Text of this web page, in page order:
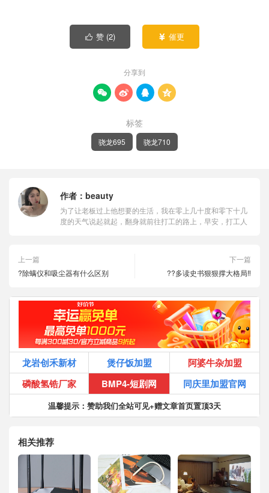
 赞 (2)  催更
分享到
   
标签
骁龙695 骁龙710
作者： beauty
为了让老板过上他想要的生活，我在零上几十度和零下十几
度的天气说起就起，翻身就前往打工的路上，早安，打工人
上一篇
?除螨仪和吸尘器有什么区别
下一篇
??多读史书狠狠撑大格局‼️
龙岩创禾新材 煲仔饭加盟
阿婆牛杂加盟
磷酸氢锆厂家
BMP4-短剧网 同庆里加盟官网
温馨提示：赞助我们全站可见+赠文章首页置顶3天
相关推荐